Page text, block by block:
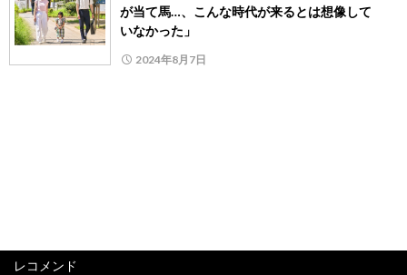
が当て馬…、こんな時代が来るとは想像して
いなかった」
2024年8月7日
レコメンド